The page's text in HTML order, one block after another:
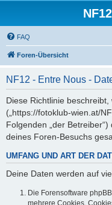
FAQ
Foren-Übersicht
NF12 - Entre Nous -
Diese Richtlinie beschreibt,
(„https://fotoklub-wien.at/
Folgenden „der
deines Foren-Besuchs
UMFANG UND ART DER
Deine Daten werden auf
Die Forensoftware
mehrere Cookies.